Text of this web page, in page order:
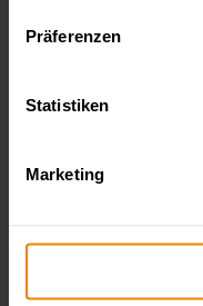
Präferenzen
Statistiken
Marketing